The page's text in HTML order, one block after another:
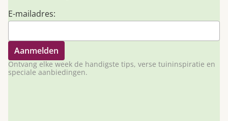
E-mailadres:
Ontvang elke week de handigste tips, verse tuininspiratie en
speciale aanbiedingen.